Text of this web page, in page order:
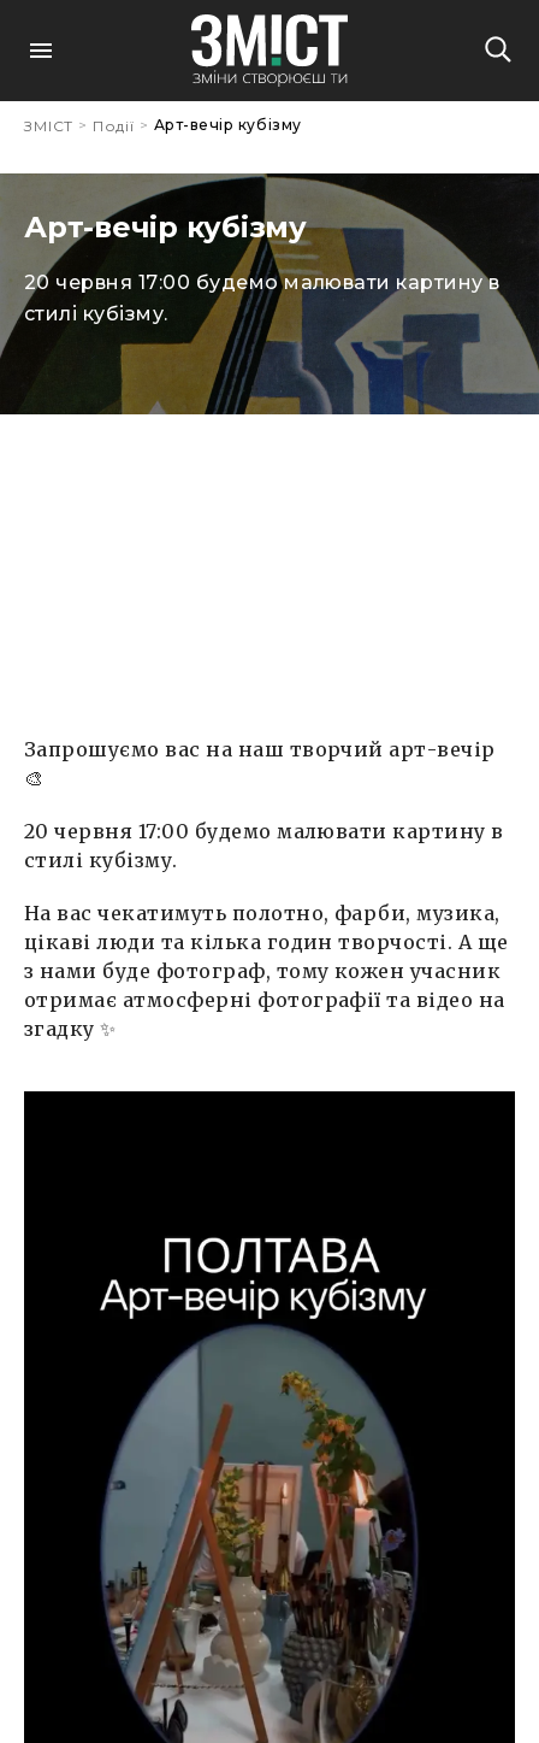
ЗМІСТ > Події > Арт-вечір кубізму
Арт-вечір кубізму
20 червня 17:00 будемо малювати картину в
стилі кубізму.
Запрошуємо вас на наш творчий арт-вечір
🎨
20 червня 17:00 будемо малювати картину в
стилі кубізму.
На вас чекатимуть полотно, фарби, музика,
цікаві люди та кілька годин творчості. А ще
з нами буде фотограф, тому кожен учасник
отримає атмосферні фотографії та відео на
згадку ✨